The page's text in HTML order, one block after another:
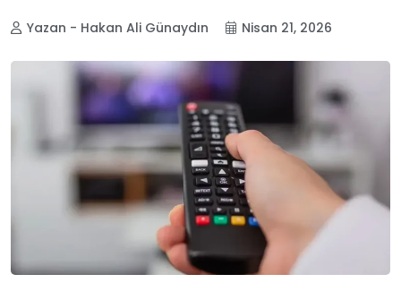
Yazan - Hakan Ali Günaydın Nisan 21, 2026